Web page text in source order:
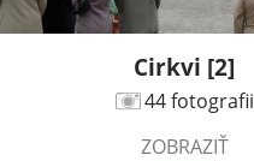
Cirkvi [2]
44 fotografii
ZOBRAZIŤ